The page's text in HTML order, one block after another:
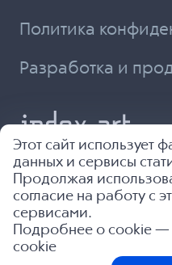
Политика
Разработка и
Этот сайт использует
данных и сервисы
Продолжая
согласие на работу с
сервисами.
Подробнее о cookie —
cookie